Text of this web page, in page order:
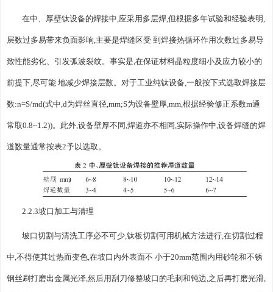
在中、厚壁钛设备的焊接中,应采用多层焊,但根据多年试验和经验表明,
层数过多易带来负面影响,主要是焊缝区受 到焊接热循环作用次数过多易导
致性能劣化、引发弧波裂纹。事实是,在保证材料晶粒度细小及应力较小的
前提下,尽可能 地减少焊接层数。对于工业纯钛设备,一般按下式选取焊接层
数:n=S/md(式中,d为焊丝直径,mm;S为设备壁厚,mm,根据经验修正系数m通
常取0.8~1.2))。此外,设备壁厚不同,焊道亦不相同,实际操作中,设备焊缝的焊
道数量通常按表2予以选取。
2.2.3坡口加工与清理
坡口切割与清洗工序必不可少,钛板切割可用机械方法进行,在切割过程
中,不得使其过热而变色,在坡口内外表面不 小于20mm范围内用砂轮和不锈
钢丝刷打磨出金属光泽,然后用刮刀修整坡口的毛刺和钝边,之后再打磨光滑,